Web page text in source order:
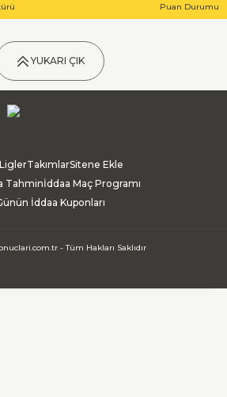
Puan Durumu
YUKARI ÇIK
LiglerTakımlarSitene Ekle
Tahminİddaa Maç Programı
İddaa Kuponları
- Tüm Hakları Saklıdır